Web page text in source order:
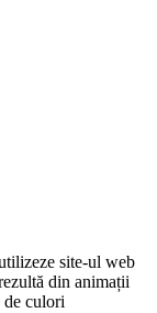
site-ul web
din animații
de culori